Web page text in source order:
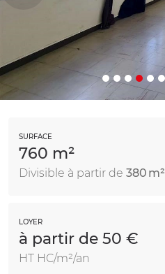
SURFACE
760 m²
Divisible à partir de 380 m²
LOYER
à partir de 50 €
HT HC/m²/an